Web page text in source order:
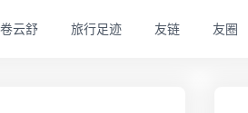
卷云舒 旅行足迹 友链 友圈